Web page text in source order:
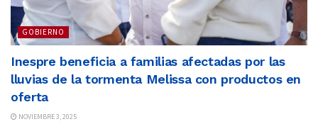
GOBIERNO
Inespre beneficia a familias afectadas por las
lluvias de la tormenta Melissa con productos en
oferta
NOVIEMBRE 3, 2025